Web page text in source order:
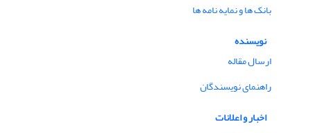
بانک ها و نمایه نامه ها
نویسنده
ارسال مقاله
راهنمای نویسندگان
اخبار و اعلانات